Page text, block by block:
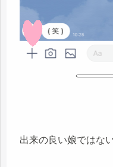
出来の良い娘ではな